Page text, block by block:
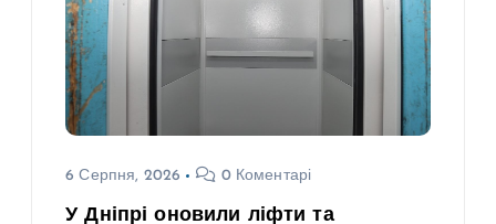
6 Серпня, 2026 0 Коментарі
У Дніпрі оновили ліфти та